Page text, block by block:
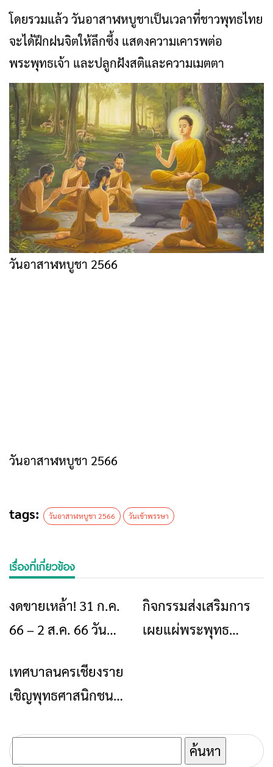
โดยรวมแล้ว วันอาสาฬหบูชาเป็นเวลาที่ชาวพุทธไทย
จะได้ฝึกฝนจิตให้ลึกซึ้ง แสดงความเคารพต่อ
พระพุทธเจ้า และปลูกฝังสติและความเมตตา
วันอาสาฬหบูชา 2566
วันอาสาฬหบูชา 2566
tags: วันอาสาฬหบูชา 2566 วันเข้าพรรษา
เรื่องที่เกี่ยวข้อง
ข่าวเชียงราย
งดขายเหล้า! 31 ก.ค.
66 – 2 ส.ค. 66 วัน
พรรษา
ข่าวเชียงราย
กิจกรรมส่งเสริมการ
เผยแผ่พระพุทธ
ข่าวเชียงราย
เทศบาลนครเชียงราย
เชิญพุทธศาสนิกชนทุก
พรรษา 2565
ค้นหา